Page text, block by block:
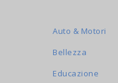
Auto & Motori
Bellezza
Educazione